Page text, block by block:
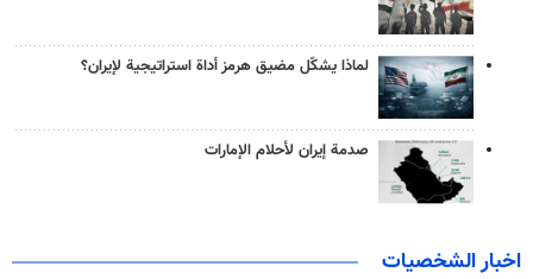
لماذا يشكّل مضيق هرمز أداة استراتيجية لإيران؟
صدمة إيران لأحلام الإمارات
اخبار الشخصيات